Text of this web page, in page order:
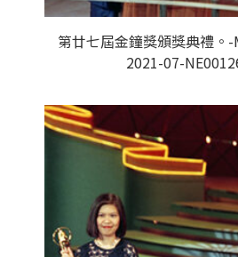
第廿七屆金鐘獎頒獎典禮。-
2021-07-